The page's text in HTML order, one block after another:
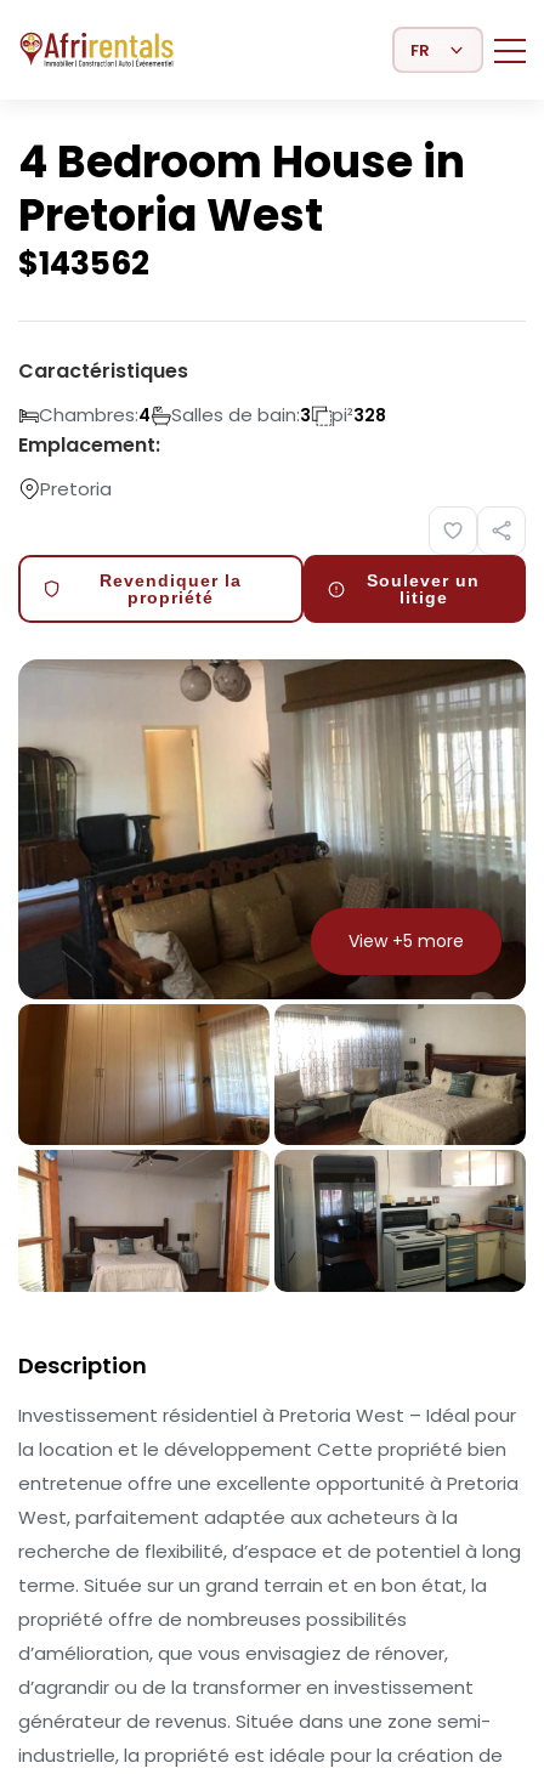
Select Language
4 Bedroom House in
Pretoria West
$143562
Caractéristiques
Chambres:4 Salles de bain:3 pi²328
Emplacement:
Pretoria
Revendiquer la
propriété
Soulever un
litige
View +5 more
Description
Investissement résidentiel à Pretoria West – Idéal pour
la location et le développement Cette propriété bien
entretenue offre une excellente opportunité à Pretoria
West, parfaitement adaptée aux acheteurs à la
recherche de flexibilité, d’espace et de potentiel à long
terme. Située sur un grand terrain et en bon état, la
propriété offre de nombreuses possibilités
d’amélioration, que vous envisagiez de rénover,
d’agrandir ou de la transformer en investissement
générateur de revenus. Située dans une zone semi-
industrielle, la propriété est idéale pour la création de